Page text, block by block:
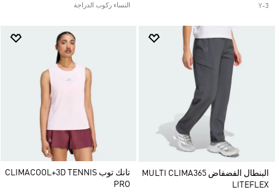
Y-3 النساء ركوب الدراجة
البنطال الفضفاض MULTI CLIMA365
LITEFLEX
تانك توب CLIMACOOL+3D TENNIS
PRO